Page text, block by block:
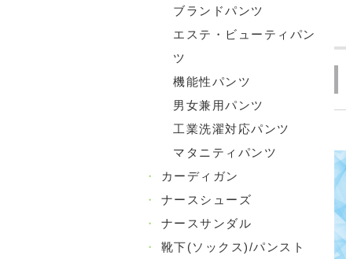
ブランドパンツ
エステ・ビューティパン
ツ
機能性パンツ
男女兼用パンツ
工業洗濯対応パンツ
マタニティパンツ
・
カーディガン
・
ナースシューズ
・
ナースサンダル
・
靴下(ソックス)/パンスト